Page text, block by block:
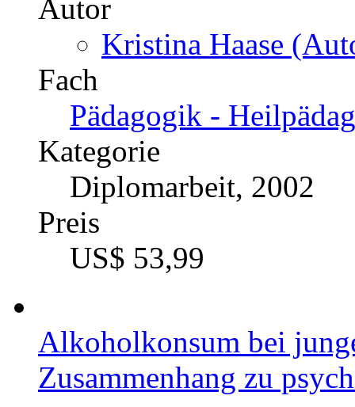
Autor
Kristina Haase
Fach
Pädagogik -
Kategorie
Diplomarbeit, 2002
Preis
US$ 53,99
Alkoholkonsum bei
Zusammenhang zu